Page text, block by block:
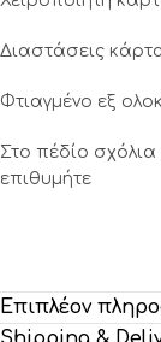
Διαστάσεις
Φτιαγμένο εξ
Στο πέδίο
επιθυμήτε
Επιπλέον